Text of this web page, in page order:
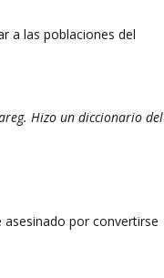
a las poblaciones del
Hizo un diccionario del
asesinado por convertirse